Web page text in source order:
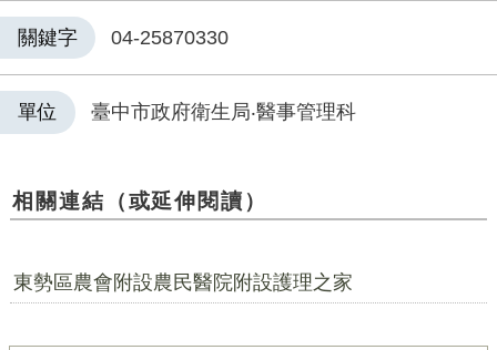
關鍵字 04-25870330
單位 臺中市政府衛生局‧醫事管理科
相關連結（或延伸閱讀）
東勢區農會附設農民醫院附設護理之家